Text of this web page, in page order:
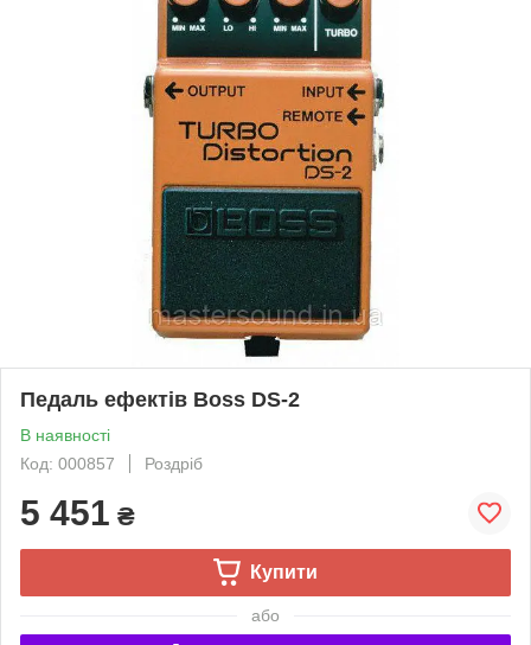
Педаль ефектів Boss DS-2
В наявності
Код: 000857
Роздріб
5 451 ₴
Купити
або